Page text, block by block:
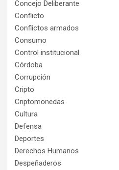
Concejo Deliberante
Conflicto
Conflictos armados
Consumo
Control institucional
Córdoba
Corrupción
Cripto
Criptomonedas
Cultura
Defensa
Deportes
Derechos Humanos
Despeñaderos